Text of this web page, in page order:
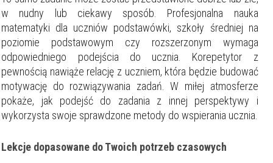
w nudny lub ciekawy sposób. Profesjonalna nauka
matematyki dla uczniów podstawówki, szkoły średniej na
poziomie podstawowym czy rozszerzonym wymaga
odpowiedniego podejścia do ucznia. Korepetytor z
pewnością nawiąże relację z uczniem, która będzie budować
motywację do rozwiązywania zadań. W miłej atmosferze
pokaże, jak podejść do zadania z innej perspektywy i
wykorzysta swoje sprawdzone metody do wspierania ucznia.
Lekcje dopasowane do Twoich potrzeb czasowych